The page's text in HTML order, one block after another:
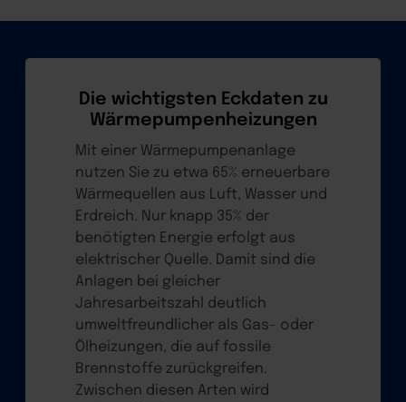
Die wichtigsten Eckdaten zu
Wärmepumpenheizungen
Mit einer Wärmepumpenanlage
nutzen Sie zu etwa 65% erneuerbare
Wärmequellen aus Luft, Wasser und
Erdreich. Nur knapp 35% der
benötigten Energie erfolgt aus
elektrischer Quelle. Damit sind die
Anlagen bei gleicher
Jahresarbeitszahl deutlich
umweltfreundlicher als Gas- oder
Ölheizungen, die auf fossile
Brennstoffe zurückgreifen.
Zwischen diesen Arten wird